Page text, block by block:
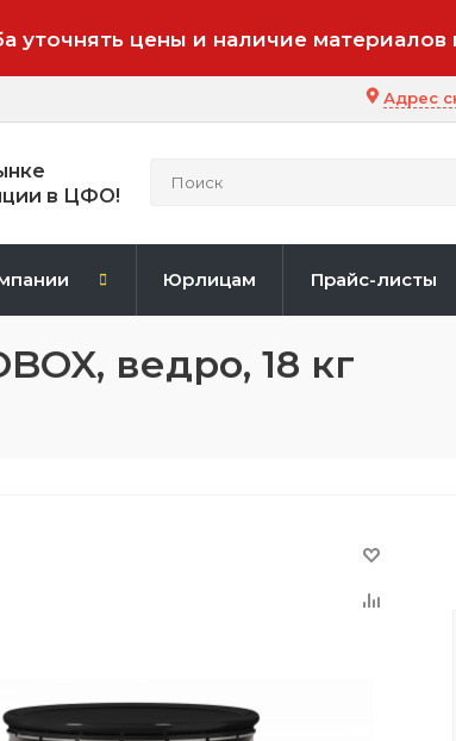
уточнять цены и наличие
Адрес
в ЦФО!
Юрлицам Прайс-листы
ведро, 18 кг